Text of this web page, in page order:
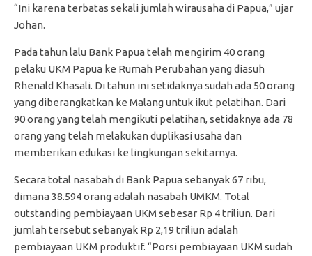
“Ini karena terbatas sekali jumlah wirausaha di Papua,” ujar
Johan.
Pada tahun lalu Bank Papua telah mengirim 40 orang
pelaku UKM Papua ke Rumah Perubahan yang diasuh
Rhenald Khasali. Di tahun ini setidaknya sudah ada 50 orang
yang diberangkatkan ke Malang untuk ikut pelatihan. Dari
90 orang yang telah mengikuti pelatihan, setidaknya ada 78
orang yang telah melakukan duplikasi usaha dan
memberikan edukasi ke lingkungan sekitarnya.
Secara total nasabah di Bank Papua sebanyak 67 ribu,
dimana 38.594 orang adalah nasabah UMKM. Total
outstanding pembiayaan UKM sebesar Rp 4 triliun. Dari
jumlah tersebut sebanyak Rp 2,19 triliun adalah
pembiayaan UKM produktif. “Porsi pembiayaan UKM sudah